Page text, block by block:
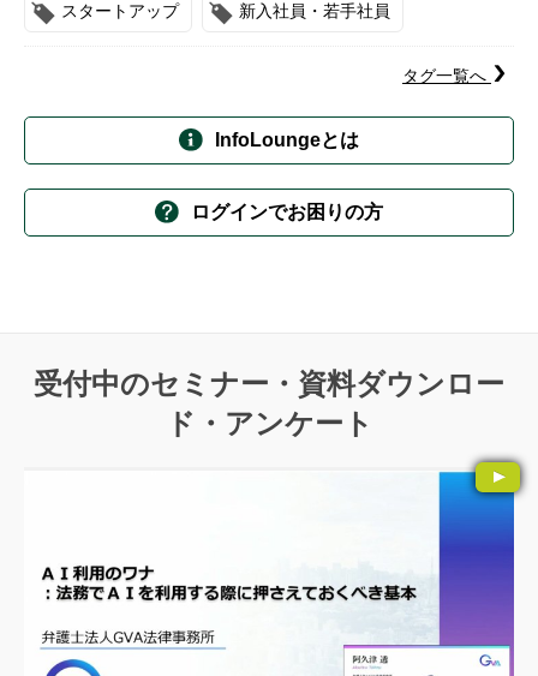
スタートアップ 新入社員・若手社員
タグ一覧へ
InfoLoungeとは
ログインでお困りの方
受付中のセミナー・資料ダウンロー
ド・アンケート